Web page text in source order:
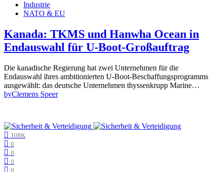
Industrie
NATO & EU
Kanada: TKMS und Hanwha Ocean in
Endauswahl für U-Boot-Großauftrag
Die kanadische Regierung hat zwei Unternehmen für die
Endauswahl ihres ambitionierten U-Boot-Beschaffungsprogramms
ausgewählt: das deutsche Unternehmen thyssenkrupp Marine…
byClemens Speer
108K
0
0
0
0